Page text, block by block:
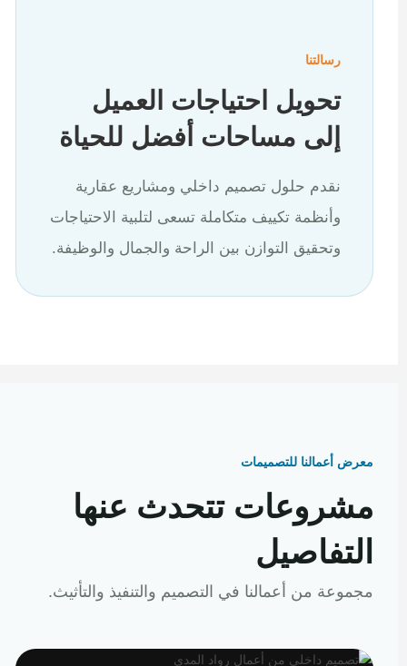
رسالتنا
تحويل احتياجات العميل
إلى مساحات أفضل للحياة
نقدم حلول تصميم داخلي ومشاريع عقارية
وأنظمة تكييف متكاملة تسعى لتلبية الاحتياجات
وتحقيق التوازن بين الراحة والجمال والوظيفة.
معرض أعمالنا للتصميمات
مشروعات تتحدث عنها
التفاصيل
مجموعة من أعمالنا في التصميم والتنفيذ والتأثيث.